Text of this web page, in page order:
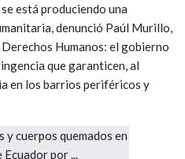
está produciendo una
denunció Paúl Murillo,
Humanos: el gobierno
que garanticen, al
en los barrios periféricos y